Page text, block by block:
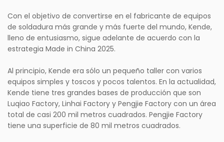
Con el objetivo de convertirse en el fabricante de equipos
de soldadura más grande y más fuerte del mundo, Kende,
lleno de entusiasmo, sigue adelante de acuerdo con la
estrategia Made in China 2025.
Al principio, Kende era sólo un pequeño taller con varios
equipos simples y toscos y pocos talentos. En la actualidad,
Kende tiene tres grandes bases de producción que son
Luqiao Factory, Linhai Factory y Pengjie Factory con un área
total de casi 200 mil metros cuadrados. Pengjie Factory
tiene una superficie de 80 mil metros cuadrados.